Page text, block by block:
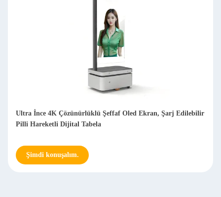
Ultra İnce 4K Çözünürlüklü Şeffaf Oled Ekran, Şarj Edilebilir
Pilli Hareketli Dijital Tabela
Şimdi konuşalım.